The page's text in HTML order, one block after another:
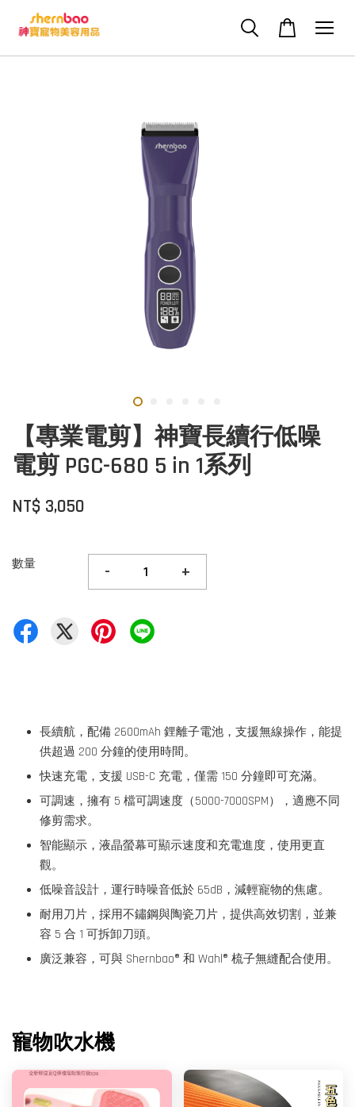
【專業電剪】神寶長續行低噪
電剪 PGC-680 5 in 1系列
NT$ 3,050
數量 - +
長續航，配備 2600mAh 鋰離子電池，支援無線操作，能提
供超過 200 分鐘的使用時間。
快速充電，支援 USB-C 充電，僅需 150 分鐘即可充滿。
可調速，擁有 5 檔可調速度（5000-7000SPM），適應不同
修剪需求。
智能顯示，液晶螢幕可顯示速度和充電進度，使用更直
觀。
低噪音設計，運行時噪音低於 65dB，減輕寵物的焦慮。
耐用刀片，採用不鏽鋼與陶瓷刀片，提供高效切割，並兼
容 5 合 1 可拆卸刀頭。
廣泛兼容，可與 Shernbao® 和 Wahl® 梳子無縫配合使用。
寵物吹水機